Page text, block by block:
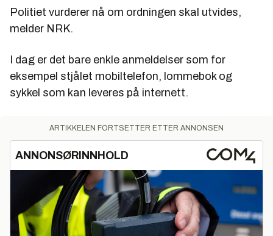
Politiet vurderer nå om ordningen skal utvides,
melder NRK.
I dag er det bare enkle anmeldelser som for
eksempel stjålet mobiltelefon, lommebok og
sykkel som kan leveres på internett.
ARTIKKELEN FORTSETTER ETTER ANNONSEN
ANNONSØRINNHOLD